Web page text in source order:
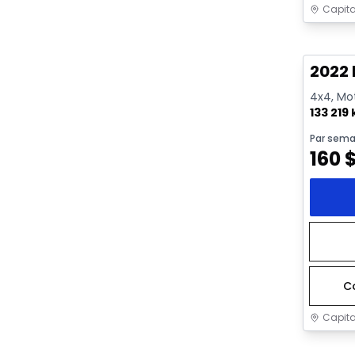
Très
2022
4x4,
133 219
Par
160$
Très